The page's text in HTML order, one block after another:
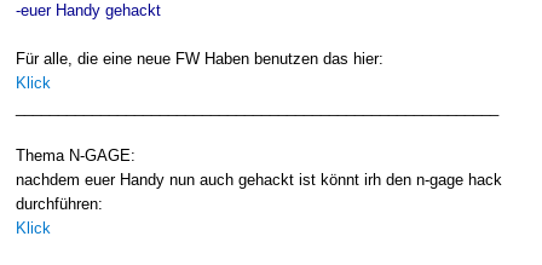
-euer Handy gehackt
Für alle, die eine neue FW Haben benutzen das hier:
Klick
Thema N-GAGE:
nachdem euer Handy nun auch gehackt ist könnt irh den n-gage hack
durchführen:
Klick